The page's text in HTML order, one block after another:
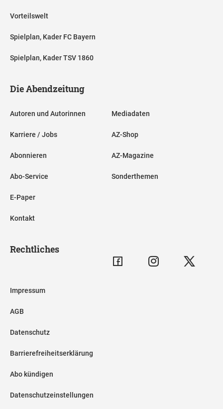
Vorteilswelt
Spielplan, Kader FC Bayern
Spielplan, Kader TSV 1860
Die Abendzeitung
Autoren und Autorinnen
Karriere / Jobs
Abonnieren
Abo-Service
E-Paper
Kontakt
Mediadaten
AZ-Shop
AZ-Magazine
Sonderthemen
Rechtliches
Impressum
AGB
Datenschutz
Barrierefreiheitserklärung
Abo kündigen
Datenschutzeinstellungen